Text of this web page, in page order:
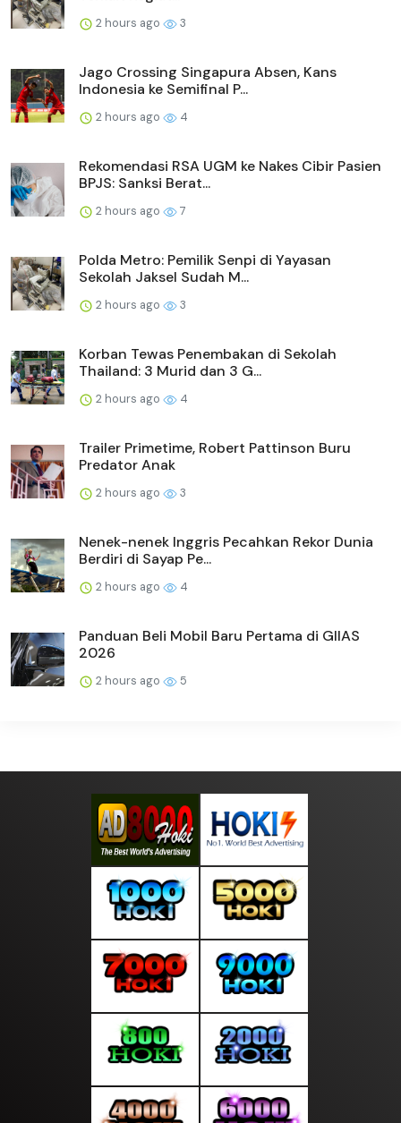
2 hours ago 3
Jago Crossing Singapura Absen, Kans
Indonesia ke Semifinal P...
2 hours ago 4
Rekomendasi RSA UGM ke Nakes Cibir Pasien
BPJS: Sanksi Berat...
2 hours ago 7
Polda Metro: Pemilik Senpi di Yayasan
Sekolah Jaksel Sudah M...
2 hours ago 3
Korban Tewas Penembakan di Sekolah
Thailand: 3 Murid dan 3 G...
2 hours ago 4
Trailer Primetime, Robert Pattinson Buru
Predator Anak
2 hours ago 3
Nenek-nenek Inggris Pecahkan Rekor Dunia
Berdiri di Sayap Pe...
2 hours ago 4
Panduan Beli Mobil Baru Pertama di GIIAS
2026
2 hours ago 5